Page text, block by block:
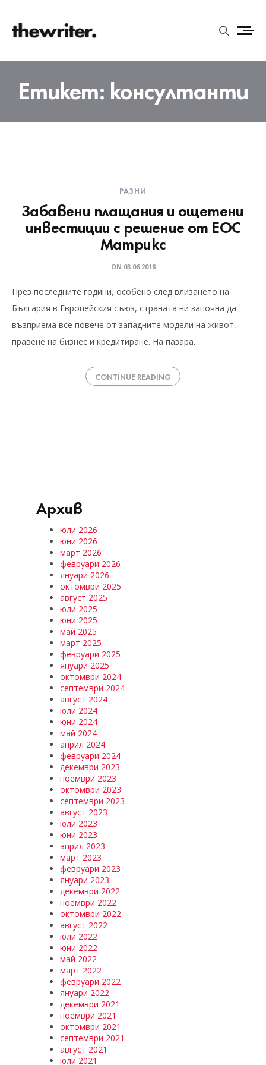
Етикет: консултанти
РАЗНИ
Забавени плащания и ощетени
инвестиции с решение от ЕОС
Матрикс
ON 03.06.2018
През последните години, особено след влизането на
България в Европейския съюз, страната ни започна да
възприема все повече от западните модели на живот,
правене на бизнес и кредитиране. На пазара…
CONTINUE READING
Архив
юли 2026
юни 2026
март 2026
февруари 2026
януари 2026
октомври 2025
август 2025
юли 2025
юни 2025
май 2025
март 2025
февруари 2025
януари 2025
октомври 2024
септември 2024
август 2024
юли 2024
юни 2024
май 2024
април 2024
февруари 2024
декември 2023
ноември 2023
октомври 2023
септември 2023
август 2023
юли 2023
юни 2023
април 2023
март 2023
февруари 2023
януари 2023
декември 2022
ноември 2022
октомври 2022
август 2022
юли 2022
юни 2022
май 2022
март 2022
февруари 2022
януари 2022
декември 2021
ноември 2021
октомври 2021
септември 2021
август 2021
юли 2021